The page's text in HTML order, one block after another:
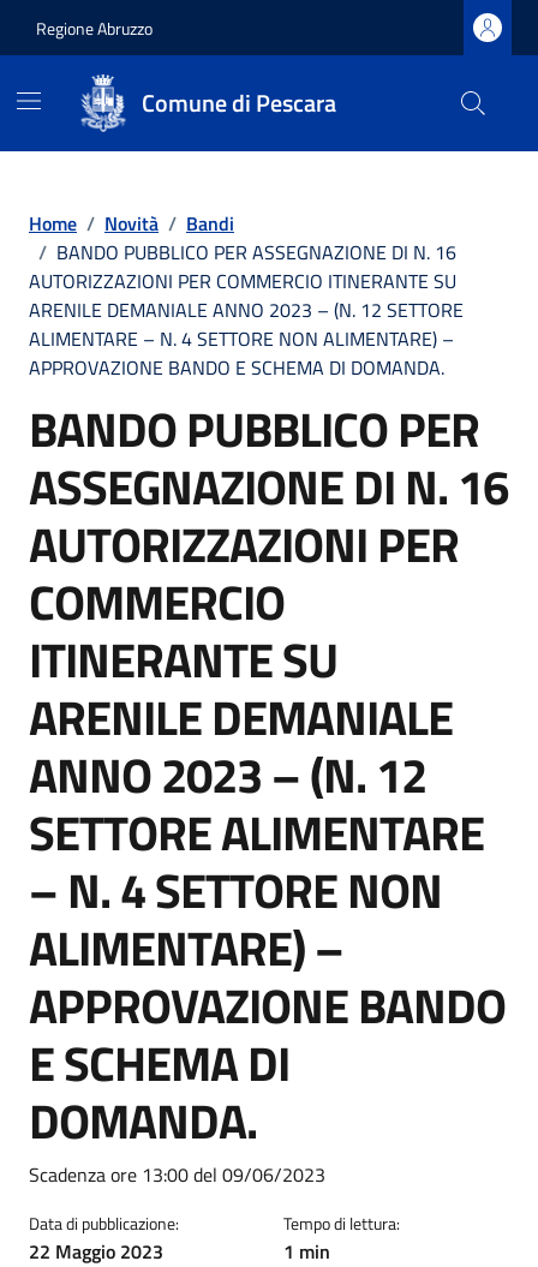
Regione Abruzzo
Comune di Pescara
Home / Novità / Bandi
/ BANDO PUBBLICO PER ASSEGNAZIONE DI N. 16
AUTORIZZAZIONI PER COMMERCIO ITINERANTE SU
ARENILE DEMANIALE ANNO 2023 – (N. 12 SETTORE
ALIMENTARE – N. 4 SETTORE NON ALIMENTARE) –
APPROVAZIONE BANDO E SCHEMA DI DOMANDA.
BANDO PUBBLICO PER
ASSEGNAZIONE DI N. 16
AUTORIZZAZIONI PER
COMMERCIO
ITINERANTE SU
ARENILE DEMANIALE
ANNO 2023 – (N. 12
SETTORE ALIMENTARE
– N. 4 SETTORE NON
ALIMENTARE) –
APPROVAZIONE BANDO
E SCHEMA DI
DOMANDA.
Dettagli della notizia
Scadenza ore 13:00 del 09/06/2023
Data di pubblicazione:
22 Maggio 2023
Tempo di lettura:
1 min